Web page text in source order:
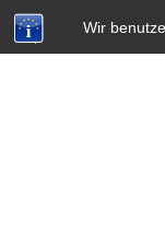
Wir